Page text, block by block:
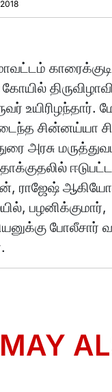
உயிரிழந்தார்.
சின்னய்யா
அரசு
ராஜேஷ்
பழனிக்குமார்,
போலீசார்